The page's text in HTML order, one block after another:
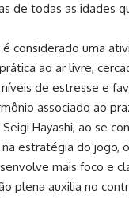
de todas as idades
considerado uma
ao ar livre,
de estresse e
associado ao
Hayashi, ao se
estratégia do jogo,
mais foco e
plena auxilia no